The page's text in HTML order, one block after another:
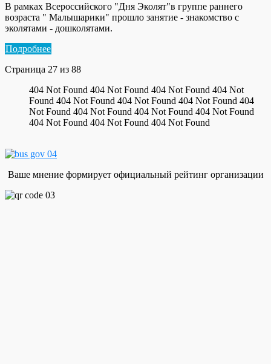
В рамках Всероссийского "Дня Эколят"в группе раннего
возраста " Малышарики" прошло занятие - знакомство с
эколятами - дошколятами.
Подробнее
Страница 27 из 88
404 Not Found 404 Not Found 404 Not Found 404 Not
Found 404 Not Found 404 Not Found 404 Not Found 404
Not Found 404 Not Found 404 Not Found 404 Not Found
404 Not Found 404 Not Found 404 Not Found
Ваше мнение формирует официальный рейтинг организации